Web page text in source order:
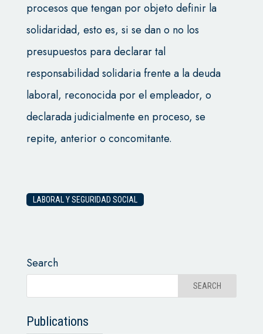
procesos que tengan por objeto definir la
solidaridad, esto es, si se dan o no los
presupuestos para declarar tal
responsabilidad solidaria frente a la deuda
laboral, reconocida por el empleador, o
declarada judicialmente en proceso, se
repite, anterior o concomitante.
LABORAL Y SEGURIDAD SOCIAL
Search
Publications